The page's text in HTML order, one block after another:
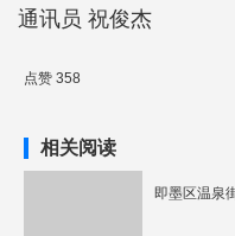
通讯员 祝俊杰
点赞 358
相关阅读
即墨区温泉